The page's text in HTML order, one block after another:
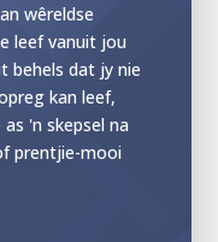
wêreldse
leef vanuit jou
behels dat jy nie
kan leef,
'n skepsel na
prentjie-mooi